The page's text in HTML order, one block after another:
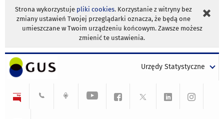
Strona wykorzystuje pliki cookies. Korzystanie z witryny bez
zmiany ustawień Twojej przeglądarki oznacza, że będą one
umieszczane w Twoim urządzeniu końcowym. Zawsze możesz
zmienić te ustawienia.
Urzędy Statystyczne